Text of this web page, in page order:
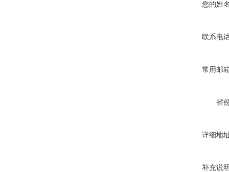
您的姓
联系电
常用邮
省
详细地
补充说